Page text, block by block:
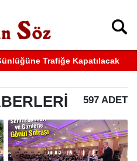
kavga can aldı
597 ADET